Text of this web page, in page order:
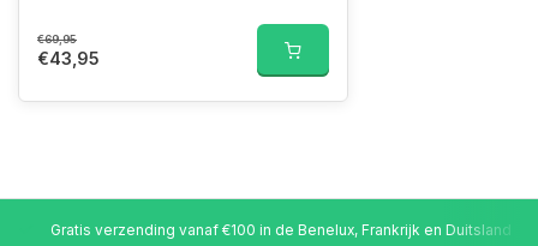
€69,95
€43,95
Gratis verzending vanaf €100 in de Benelux, Frankrijk en Duitsland